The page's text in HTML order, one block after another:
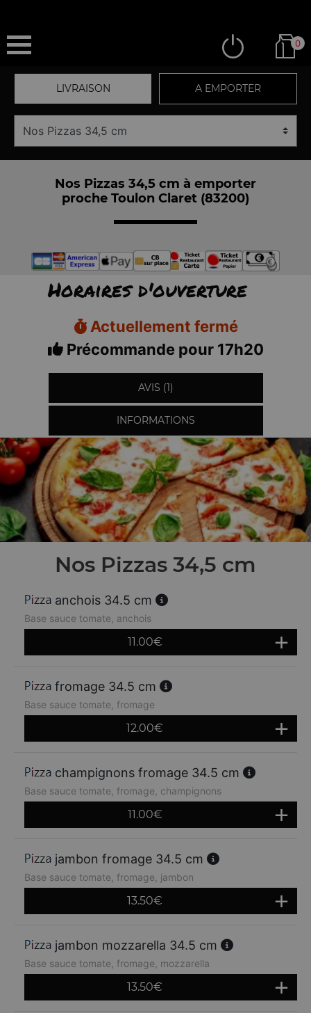
0
LIVRAISON A EMPORTER
Nos Pizzas 34,5 cm à emporter
proche Toulon Claret (83200)
Horaires d'ouverture
Actuellement fermé
Précommande pour 17h20
AVIS (1)
INFORMATIONS
Nos Pizzas 34,5 cm
anchois 34.5 cm
Base sauce tomate, anchois
11.00€
fromage 34.5 cm
Base sauce tomate, fromage
12.00€
champignons fromage 34.5 cm
Base sauce tomate, fromage, champignons
11.00€
jambon fromage 34.5 cm
Base sauce tomate, fromage, jambon
13.50€
jambon mozzarella 34.5 cm
Base sauce tomate, fromage, mozzarella
13.50€